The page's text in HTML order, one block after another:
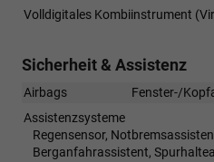
Volldigitales Kombiinstrument
Sicherheit & Assistenz
Airbags
Fenster-/
Assistenzsysteme
Regensensor,
Berganfahrassistent,